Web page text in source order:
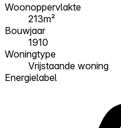
Woonoppervlakte
213m²
Bouwjaar
1910
Woningtype
Vrijstaande woning
Energielabel